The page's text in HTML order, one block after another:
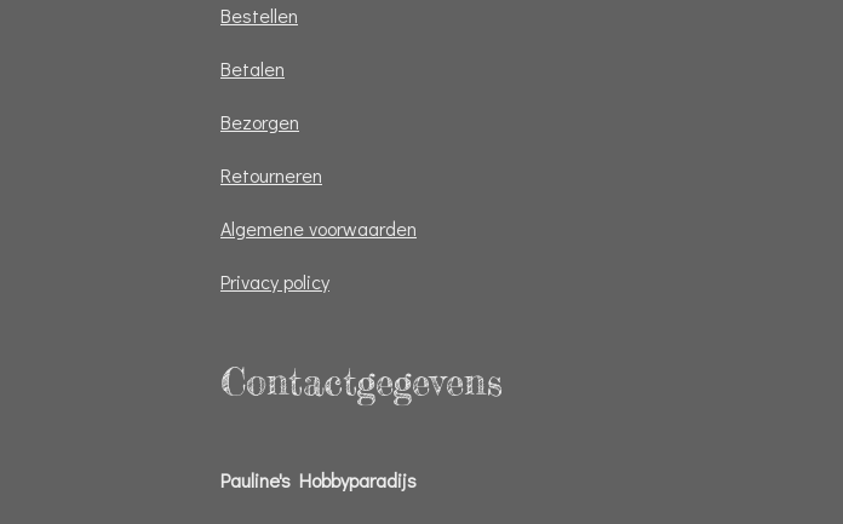
Bestellen
Betalen
Bezorgen
Retourneren
Algemene voorwaarden
Privacy policy
Contactgegevens
Pauline's Hobbyparadijs